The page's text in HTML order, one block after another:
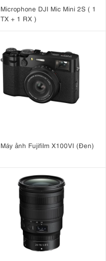
Microphone DJI Mic Mini 2S ( 1
TX + 1 RX )
Máy ảnh Fujifilm X100VI (Đen)